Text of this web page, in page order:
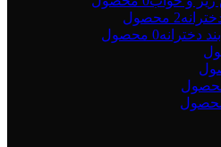
2 محصول
دخترانه0 محصول